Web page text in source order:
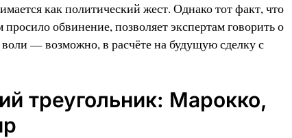
как политический жест. Однако тот факт, что
обвинение, позволяет экспертам говорить о
— возможно, в расчёте на будущую сделку с
треугольник: Марокко,